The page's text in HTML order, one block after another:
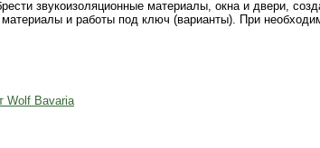
звукоизоляционные материалы, окна и двери,
и работы под ключ (варианты). При
Wolf Bavaria